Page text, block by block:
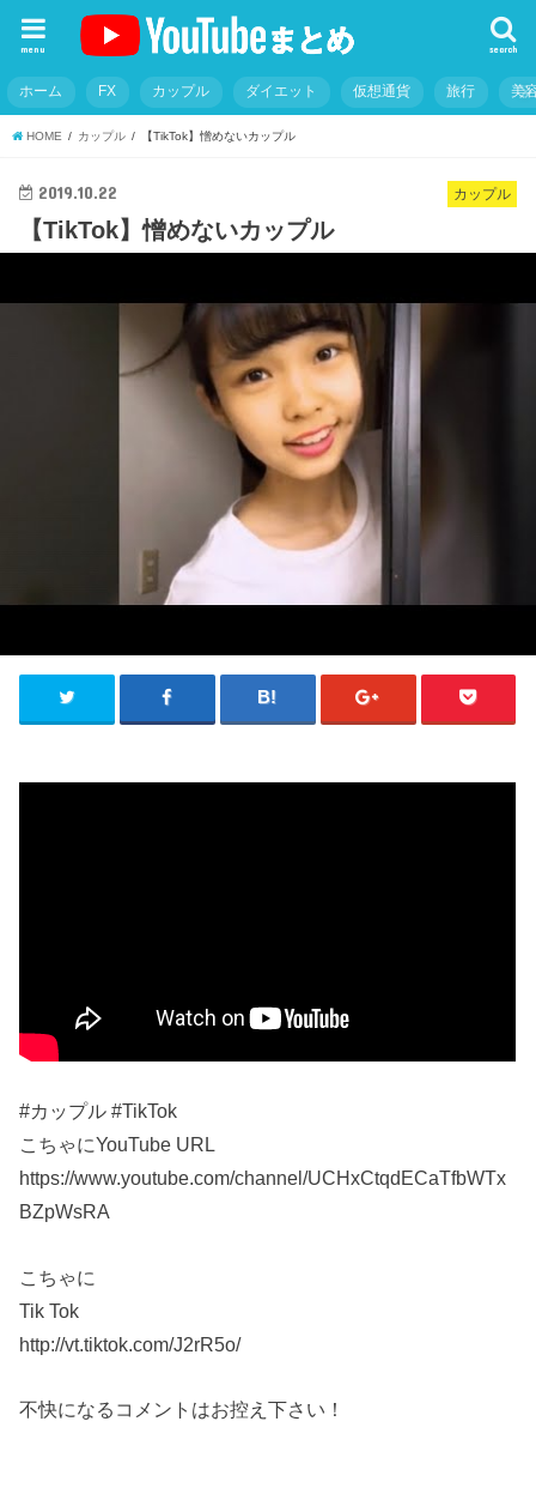
search
menu
ホーム FX カップル ダイエット 仮想通貨 旅行 美
HOME カップル 【TikTok】憎めないカップル
カップル
2019.10.22
【TikTok】憎めないカップル
#カップル #TikTok
こちゃにYouTube URL
https://www.youtube.com/channel/UCHxCtqdECaTfbWTx
BZpWsRA
こちゃに
Tik Tok
http://vt.tiktok.com/J2rR5o/
不快になるコメントはお控え下さい！